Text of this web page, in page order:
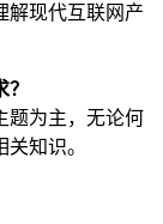
解现代互联网产
题为主，无论何
知识。